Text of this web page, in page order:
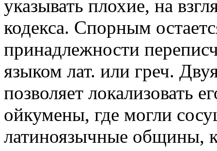
указывать плохие, на
кодекса. Спорным
принадлежности
языком лат. или греч.
позволяет локализовать
ойкумены, где могли
латиноязычные общины,